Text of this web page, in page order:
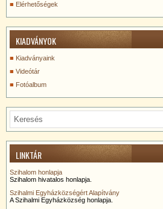
Elérhetőségek
KIADVÁNYOK
Kiadványaink
Videótár
Fotóalbum
LINKTÁR
Szihalom honlapja
Szihalom hivatalos honlapja.
Szihalmi Egyházközségért Alapítvány
A Szihalmi Egyházközség honlapja.